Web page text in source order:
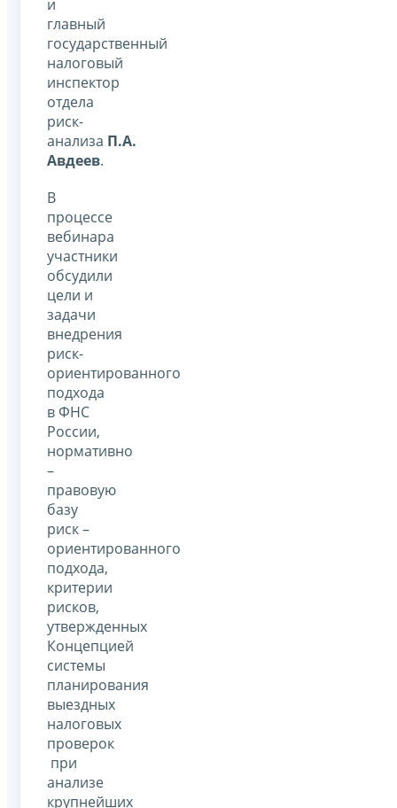
и
главный
государственный
налоговый
инспектор
отдела
риск-
анализа П.А.
Авдеев.
В
процессе
вебинара
участники
обсудили
цели и
задачи
внедрения
риск-
ориентированного
подхода
в ФНС
России,
нормативно
–
правовую
базу
риск –
ориентированного
подхода,
критерии
рисков,
утвержденных
Концепцией
системы
планирования
выездных
налоговых
проверок
при
анализе
крупнейших